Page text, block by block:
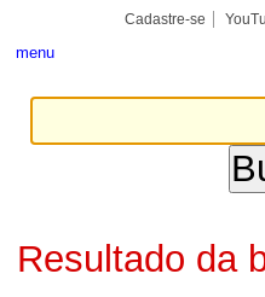
conteúdo.
Cadastre-se
menu
Resultado da